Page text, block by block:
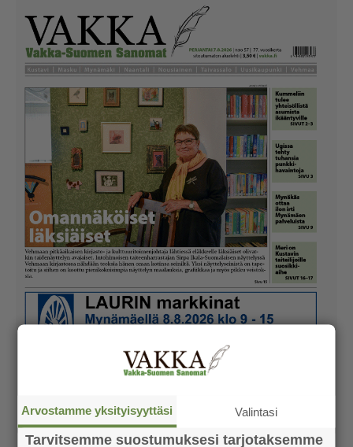
Arvostamme yksityisyyttäsi Valintasi
Tarvitsemme suostumuksesi tarjotaksemme